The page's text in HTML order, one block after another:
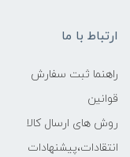
ارتباط با ما
راهنما ثبت سفارش
قوانین
روش های ارسال کالا
انتقادات،پیشنهادات